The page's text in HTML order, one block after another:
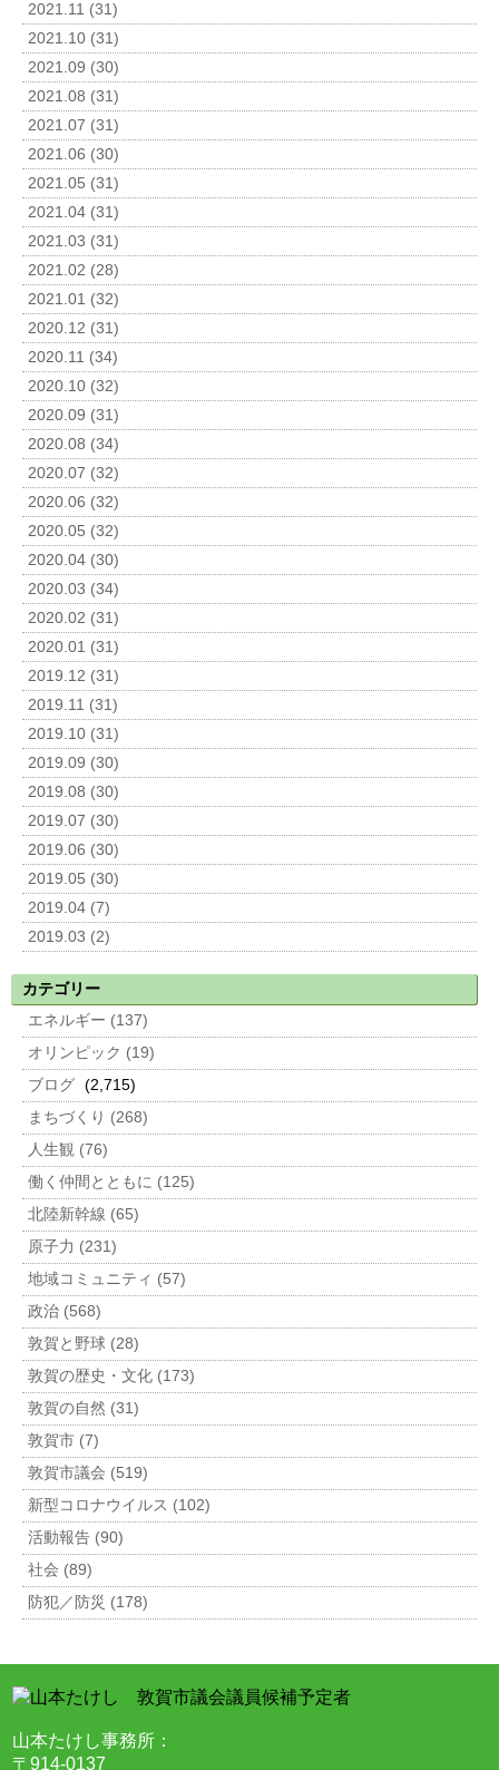
2021.11 (31)
2021.10 (31)
2021.09 (30)
2021.08 (31)
2021.07 (31)
2021.06 (30)
2021.05 (31)
2021.04 (31)
2021.03 (31)
2021.02 (28)
2021.01 (32)
2020.12 (31)
2020.11 (34)
2020.10 (32)
2020.09 (31)
2020.08 (34)
2020.07 (32)
2020.06 (32)
2020.05 (32)
2020.04 (30)
2020.03 (34)
2020.02 (31)
2020.01 (31)
2019.12 (31)
2019.11 (31)
2019.10 (31)
2019.09 (30)
2019.08 (30)
2019.07 (30)
2019.06 (30)
2019.05 (30)
2019.04 (7)
2019.03 (2)
カテゴリー
エネルギー (137)
オリンピック (19)
ブログ (2,715)
まちづくり (268)
人生観 (76)
働く仲間とともに (125)
北陸新幹線 (65)
原子力 (231)
地域コミュニティ (57)
政治 (568)
敦賀と野球 (28)
敦賀の歴史・文化 (173)
敦賀の自然 (31)
敦賀市 (7)
敦賀市議会 (519)
新型コロナウイルス (102)
活動報告 (90)
社会 (89)
防犯／防災 (178)
山本たけし事務所：
〒914-0137